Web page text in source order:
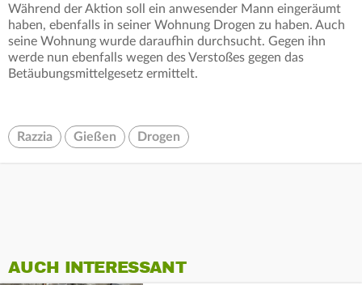
Während der Aktion soll ein anwesender Mann eingeräumt
haben, ebenfalls in seiner Wohnung Drogen zu haben. Auch
seine Wohnung wurde daraufhin durchsucht. Gegen ihn
werde nun ebenfalls wegen des Verstoßes gegen das
Betäubungsmittelgesetz ermittelt.
Razzia Gießen Drogen
AUCH INTERESSANT